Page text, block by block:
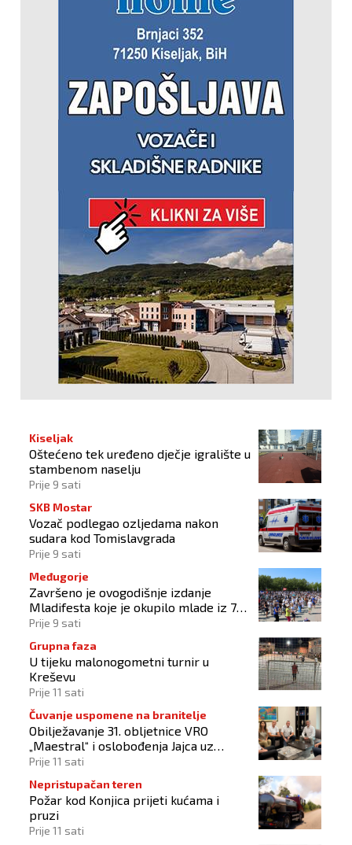
Kiseljak
Oštećeno tek uređeno dječje igralište u
stambenom naselju
Prije 9 sati
SKB Mostar
Vozač podlegao ozljedama nakon
sudara kod Tomislavgrada
Prije 9 sati
Međugorje
Završeno je ovogodišnje izdanje
Mladifesta koje je okupilo mlade iz 73
zemlje svijeta
Prije 9 sati
Grupna faza
U tijeku malonogometni turnir u
Kreševu
Prije 11 sati
Čuvanje uspomene na branitelje
Obilježavanje 31. obljetnice VRO
„Maestral“ i oslobođenja Jajca uz
pokroviteljstvo HNS-a BiH
Prije 11 sati
Nepristupačan teren
Požar kod Konjica prijeti kućama i
pruzi
Prije 11 sati